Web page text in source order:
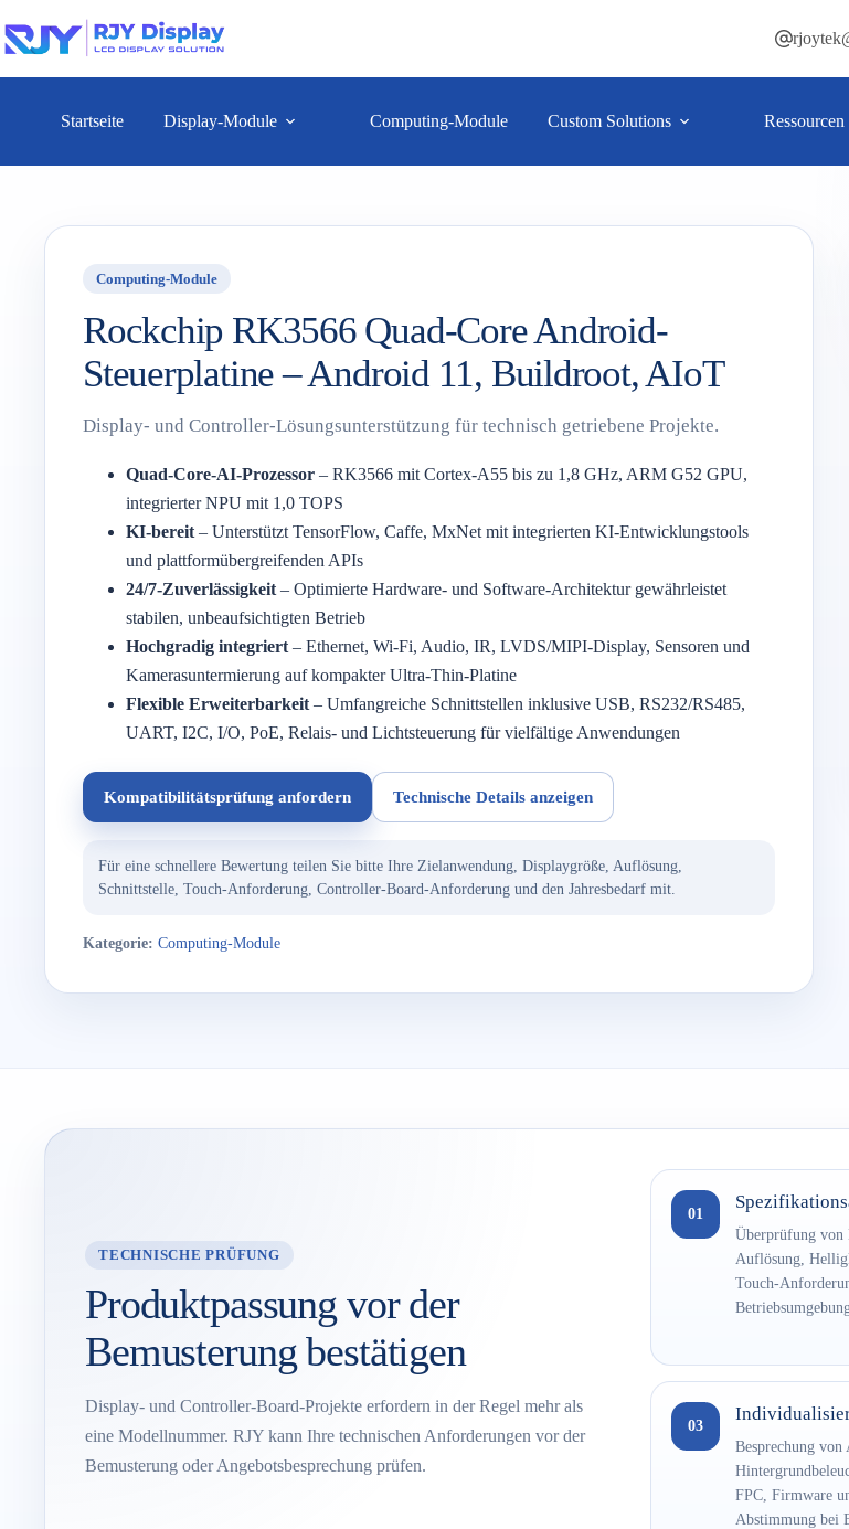
Startseite Display-Module Computing-Module Custom Solutions Ressourcen
Computing-Module
Rockchip RK3566 Quad-Core Android-
Steuerplatine – Android 11, Buildroot, AIoT
Display- und Controller-Lösungsunterstützung für technisch getriebene Projekte.
Quad-Core-AI-Prozessor– RK3566 mit Cortex-A55 bis zu 1,8 GHz, ARM G52 GPU,
integrierter NPU mit 1,0 TOPS
KI-bereit– Unterstützt TensorFlow, Caffe, MxNet mit integrierten KI-Entwicklungstools
und plattformübergreifenden APIs
24/7-Zuverlässigkeit– Optimierte Hardware- und Software-Architektur gewährleistet
stabilen, unbeaufsichtigten Betrieb
Hochgradig integriert– Ethernet, Wi-Fi, Audio, IR, LVDS/MIPI-Display, Sensoren und
Kamerasuntermierung auf kompakter Ultra-Thin-Platine
Flexible Erweiterbarkeit– Umfangreiche Schnittstellen inklusive USB, RS232/RS485,
UART, I2C, I/O, PoE, Relais- und Lichtsteuerung für vielfältige Anwendungen
Kompatibilitätsprüfung anfordern Technische Details anzeigen
Für eine schnellere Bewertung teilen Sie bitte Ihre Zielanwendung, Displaygröße, Auflösung,
Schnittstelle, Touch-Anforderung, Controller-Board-Anforderung und den Jahresbedarf mit.
Kategorie: Computing-Module
TECHNISCHE PRÜFUNG
Produktpassung vor der
Bemusterung bestätigen
Display- und Controller-Board-Projekte erfordern in der Regel mehr als
eine Modellnummer. RJY kann Ihre technischen Anforderungen vor der
Bemusterung oder Angebotsbesprechung prüfen.
01
Überprüfung von
Auflösung,
Touch-
03
Besprechung von
FPC, Firmware
Abstimmung bei